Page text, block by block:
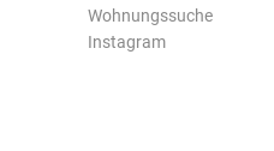
Wohnungssuche
Instagram